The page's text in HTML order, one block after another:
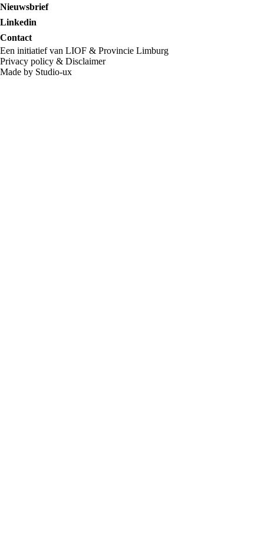
Nieuwsbrief
Linkedin
Contact
Een initiatief van LIOF & Provincie Limburg
Privacy policy & Disclaimer
Made by Studio-ux